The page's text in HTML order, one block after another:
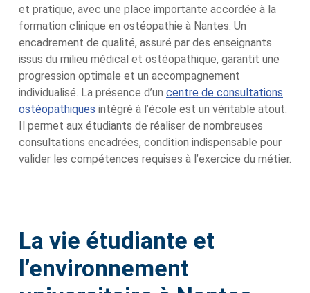
et pratique, avec une place importante accordée à la
formation clinique en ostéopathie à Nantes. Un
encadrement de qualité, assuré par des enseignants
issus du milieu médical et ostéopathique, garantit une
progression optimale et un accompagnement
individualisé. La présence d’un centre de consultations
ostéopathiques intégré à l’école est un véritable atout.
Il permet aux étudiants de réaliser de nombreuses
consultations encadrées, condition indispensable pour
valider les compétences requises à l’exercice du métier.
La vie étudiante et
l’environnement